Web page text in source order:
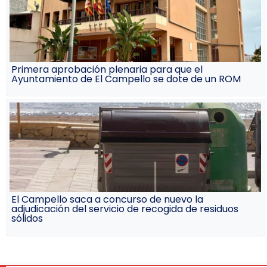
Primera aprobación plenaria para que el
Ayuntamiento de El Campello se dote de un ROM
El Campello saca a concurso de nuevo la
adjudicación del servicio de recogida de residuos
sólidos